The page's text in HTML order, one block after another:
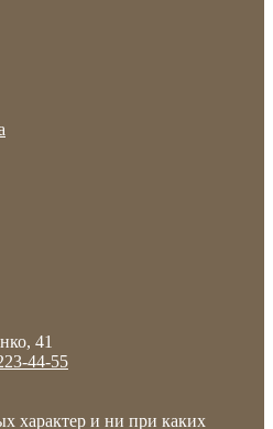
41
44-55
характер и ни при каких